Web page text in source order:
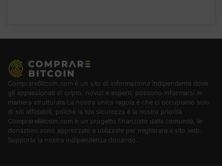
ComprareBitcoin.com è un sito di informazione indipendente dove
gli appassionati di cripto, novizi e esperti, possono informarsi in
maniera strutturata.La nostra unica regola è che ci occupiamo solo
di siti affidabili, poiché la tua sicurezza è la nostra priorità.
ComprareBitcoin.com è un progetto finanziato dalla comunità, le
donazioni sono apprezzate e utilizzate per migliorare il sito web.
Supporta la nostra indipendenza donando.